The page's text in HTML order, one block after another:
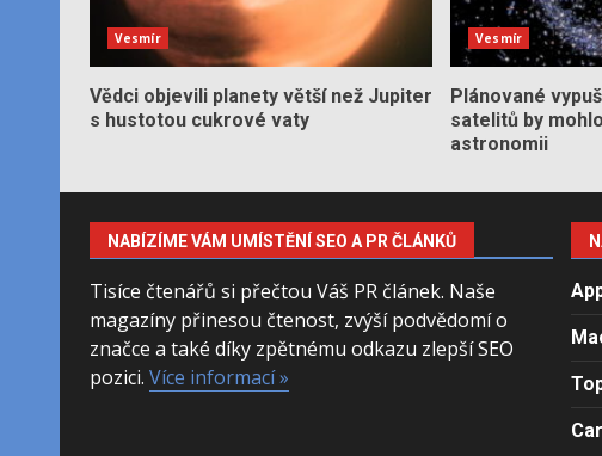
Vesmír
Vědci objevili planety větší než Jupiter
s hustotou cukrové vaty
Vesmír
Plánované
satelitů by
astronomii
NABÍZÍME VÁM UMÍSTĚNÍ SEO A PR ČLÁNKŮ
Tisíce čtenářů si přečtou Váš PR článek. Naše
magazíny přinesou čtenost, zvýší podvědomí o
značce a také díky zpětnému odkazu zlepší SEO
pozici. Více informací »